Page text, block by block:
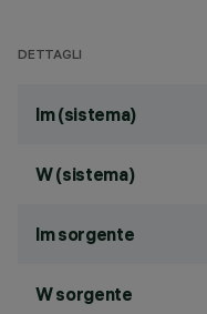
DETTAGLI
lm (sistema)
W (sistema)
lm sorgente
W sorgente